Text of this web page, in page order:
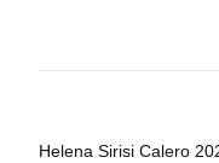
Helena Sirisi Calero